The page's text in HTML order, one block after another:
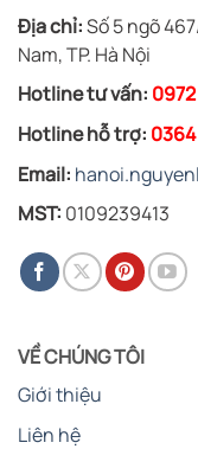
Địa chỉ:Số 5 ngõ
Nam, TP. Hà Nội
Hotline tư vấn:
Hotline hỗ trợ:
Email:
MST: 0109239413
VỀ CHÚNG TÔI
Giới thiệu
Liên hệ